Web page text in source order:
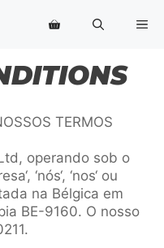
TERMOS
operando sob o
‘nós‘, ‘nos‘ ou
na Bélgica em
BE-9160. O nosso